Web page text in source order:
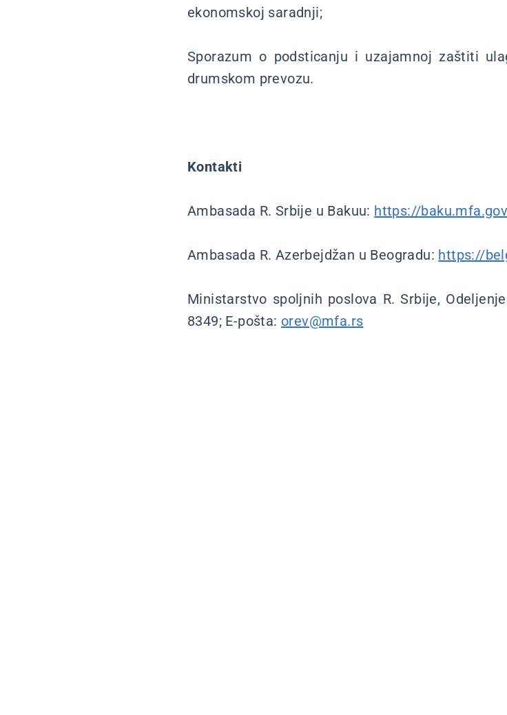
ekonomskoj saradnji;
Sporazum o podsticanju i uzajamnoj zaštiti
drumskom prevozu.
Kontakti
Ambasada R. Srbije u Bakuu: https://
Ambasada R. Azerbejdžan u Beogradu: https://
Ministarstvo spoljnih poslova R. Srbije,
8349; E-pošta: orev@mfa.rs